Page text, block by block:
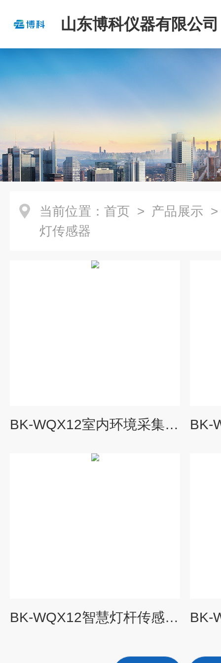
山东博科仪器有限公司
当前位置： 首页 > 产品展示
灯传感器
BK-WQX12室内环境采集传感器
BK-WQX12智慧灯杆传感器 电源IC